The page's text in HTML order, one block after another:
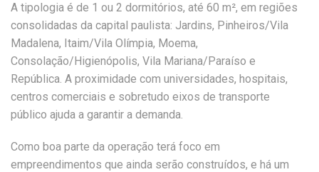
A tipologia é de 1 ou 2 dormitórios, até 60 m², em regiões
consolidadas da capital paulista: Jardins, Pinheiros/Vila
Madalena, Itaim/Vila Olímpia, Moema,
Consolação/Higienópolis, Vila Mariana/Paraíso e
República. A proximidade com universidades, hospitais,
centros comerciais e sobretudo eixos de transporte
público ajuda a garantir a demanda.
Como boa parte da operação terá foco em
empreendimentos que ainda serão construídos, e há um